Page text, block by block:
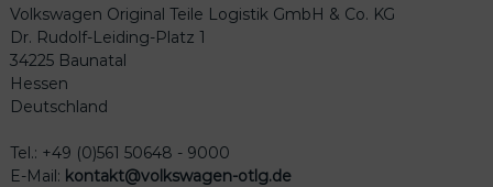
Volkswagen Original Teile Logistik GmbH & Co. KG
Dr. Rudolf-Leiding-Platz 1
34225 Baunatal
Hessen
Deutschland
Tel.: +49 (0)561 50648 - 9000
E-Mail: kontakt@volkswagen-otlg.de